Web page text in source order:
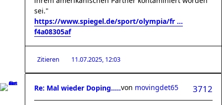
sei."
https://www.spiegel.de/sport/olympia/fr ...
f4a08305af
Zitieren 11.07.2025, 12:03
Re: Mal wieder Doping..... 3712
von movingdet65